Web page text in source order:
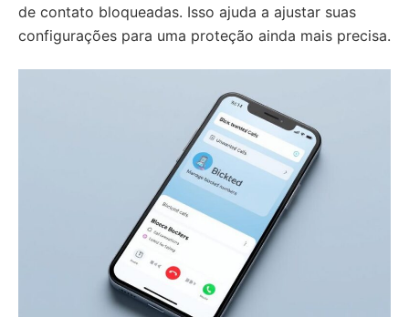
de contato bloqueadas. Isso ajuda a ajustar suas
configurações para uma proteção ainda mais precisa.